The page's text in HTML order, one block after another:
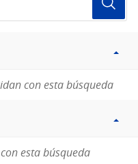
con esta búsqueda
esta búsqueda